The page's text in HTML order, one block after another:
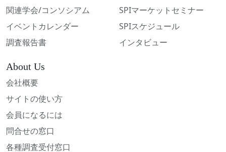
関連学会/コンソシアム
イベントカレンダー
調査報告書
SPIマーケットセミナー
SPIスケジュール
インタビュー
About Us
会社概要
サイトの使い方
会員になるには
問合せの窓口
各種調査受付窓口